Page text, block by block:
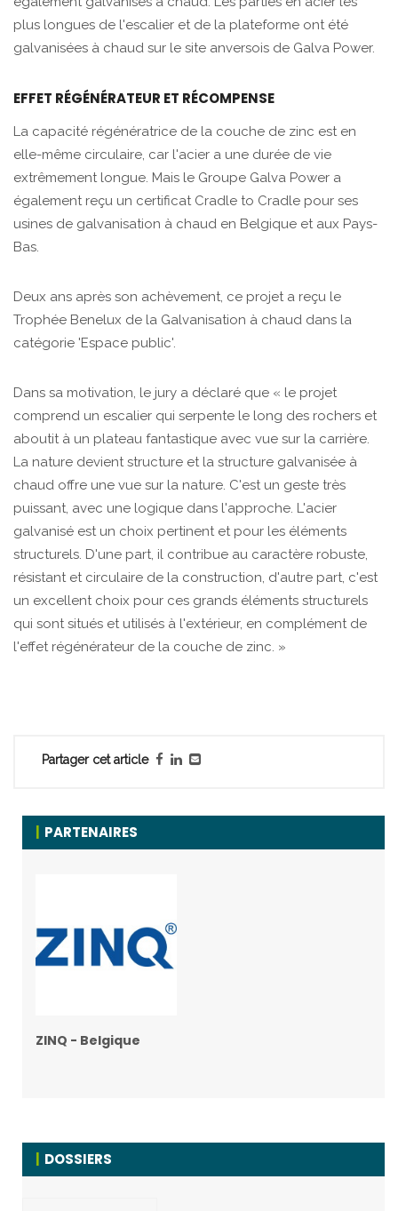
plus longues de l'escalier et de la plateforme ont été
galvanisées à chaud sur le site anversois de Galva Power.
EFFET RÉGÉNÉRATEUR ET RÉCOMPENSE
La capacité régénératrice de la couche de zinc est en
elle-même circulaire, car l'acier a une durée de vie
extrêmement longue. Mais le Groupe Galva Power a
également reçu un certificat Cradle to Cradle pour ses
usines de galvanisation à chaud en Belgique et aux Pays-
Bas.
Deux ans après son achèvement, ce projet a reçu le
Trophée Benelux de la Galvanisation à chaud dans la
catégorie 'Espace public'.
Dans sa motivation, le jury a déclaré que « le projet
comprend un escalier qui serpente le long des rochers et
aboutit à un plateau fantastique avec vue sur la carrière.
La nature devient structure et la structure galvanisée à
chaud offre une vue sur la nature. C'est un geste très
puissant, avec une logique dans l'approche. L'acier
galvanisé est un choix pertinent et pour les éléments
structurels. D'une part, il contribue au caractère robuste,
résistant et circulaire de la construction, d'autre part, c'est
un excellent choix pour ces grands éléments structurels
qui sont situés et utilisés à l'extérieur, en complément de
l'effet régénérateur de la couche de zinc. »
Partager cet article
PARTENAIRES
ZINQ - Belgique
DOSSIERS